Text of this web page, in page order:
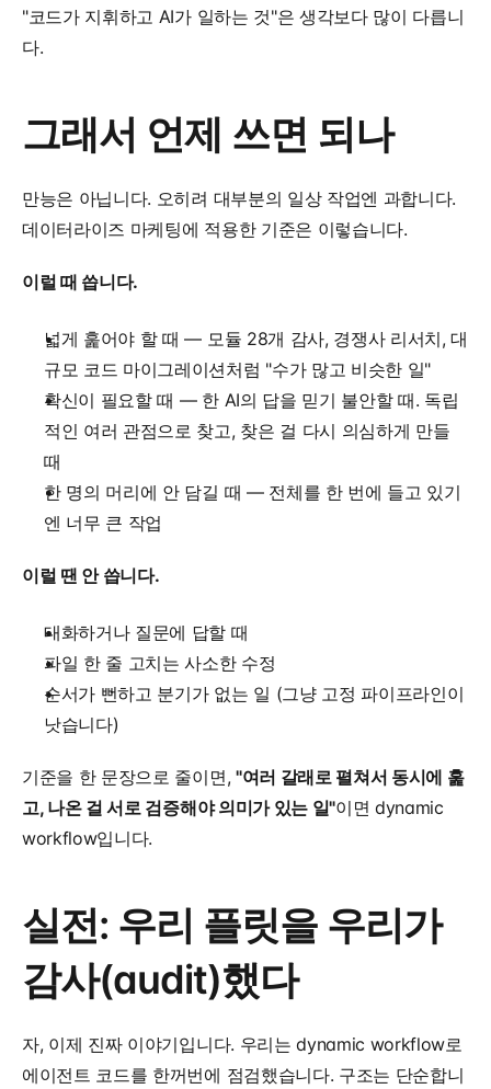
"코드가 지휘하고 AI가 일하는 것"은 생각보다 많이 다릅니
다.
그래서 언제 쓰면 되나
만능은 아닙니다. 오히려 대부분의 일상 작업엔 과합니다.
데이터라이즈 마케팅에 적용한 기준은 이렇습니다.
이럴 때 씁니다.
넓게 훑어야 할 때 — 모듈 28개 감사, 경쟁사 리서치, 대
규모 코드 마이그레이션처럼 "수가 많고 비슷한 일"
확신이 필요할 때 — 한 AI의 답을 믿기 불안할 때. 독립
적인 여러 관점으로 찾고, 찾은 걸 다시 의심하게 만들
때
한 명의 머리에 안 담길 때 — 전체를 한 번에 들고 있기
엔 너무 큰 작업
이럴 땐 안 씁니다.
대화하거나 질문에 답할 때
파일 한 줄 고치는 사소한 수정
순서가 뻔하고 분기가 없는 일 (그냥 고정 파이프라인이
낫습니다)
기준을 한 문장으로 줄이면, "여러 갈래로 펼쳐서 동시에 훑
고, 나온 걸 서로 검증해야 의미가 있는 일"이면 dynamic
workflow입니다.
실전: 우리 플릿을 우리가
감사(audit)했다
자, 이제 진짜 이야기입니다. 우리는 dynamic workflow로
에이전트 코드를 한꺼번에 점검했습니다. 구조는 단순합니